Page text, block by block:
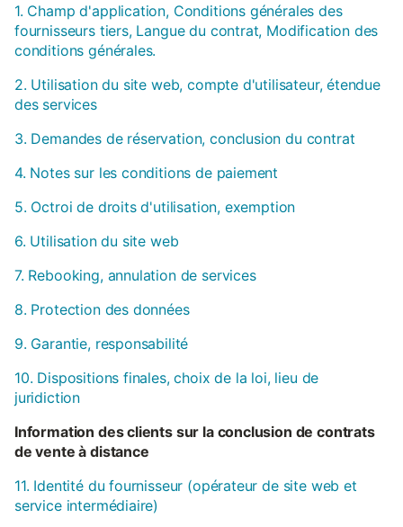
1. Champ d'application, Conditions générales des
fournisseurs tiers, Langue du contrat, Modification des
conditions générales.
2. Utilisation du site web, compte d'utilisateur, étendue
des services
3. Demandes de réservation, conclusion du contrat
4. Notes sur les conditions de paiement
5. Octroi de droits d'utilisation, exemption
6. Utilisation du site web
7. Rebooking, annulation de services
8. Protection des données
9. Garantie, responsabilité
10. Dispositions finales, choix de la loi, lieu de
juridiction
Information des clients sur la conclusion de contrats
de vente à distance
11. Identité du fournisseur (opérateur de site web et
service intermédiaire)